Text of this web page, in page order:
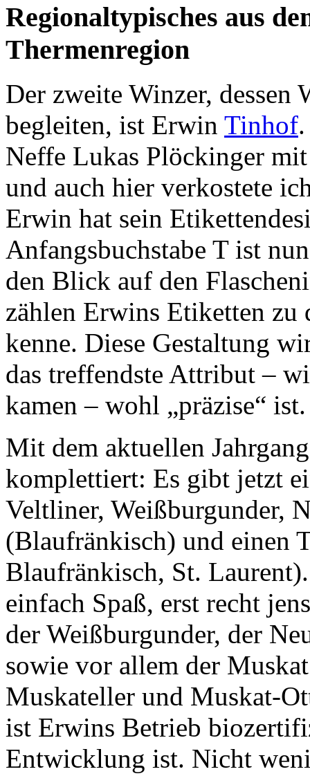
Regionaltypisches aus
Thermenregion
Der zweite Winzer, dessen
begleiten, ist Erwin Tinhof
Neffe Lukas Plöckinger
und auch hier verkostete
Erwin hat sein
Anfangsbuchstabe T ist
den Blick auf den
zählen Erwins Etiketten zu
kenne. Diese Gestaltung
das treffendste Attribut –
kamen – wohl „präzise“ ist.
Mit dem aktuellen
komplettiert: Es gibt jetzt
Veltliner, Weißburgunder,
(Blaufränkisch) und einen
Blaufränkisch, St.
einfach Spaß, erst recht
der Weißburgunder, der
sowie vor allem der
Muskateller und Muskat-
ist Erwins Betrieb
Entwicklung ist. Nicht